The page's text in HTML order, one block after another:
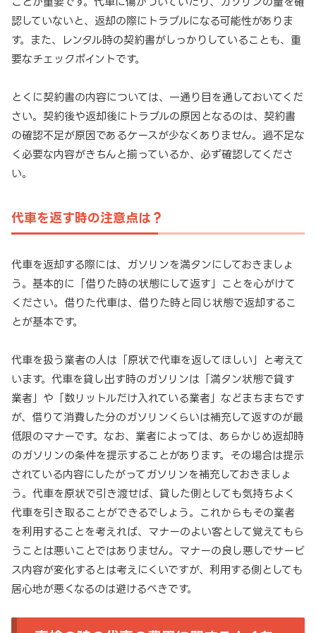
認していないと、返却の際にトラブルになる可能性がありま
す。また、レンタル時の契約書がしっかりしていることも、重
要なチェックポイントです。
とくに契約書の内容については、一通り目を通しておいてくだ
さい。契約後や返却後にトラブルの原因となるのは、契約書
の確認不足が原因であるケースが少なくありません。過不足な
く必要な内容がきちんと揃っているか、必ず確認してくださ
い。
代車を返す時の注意点は？
代車を返却する際には、ガソリンを満タンにしておきましょ
う。基本的に「借りた時の状態にして返す」ことを心がけて
ください。借りた代車は、借りた時と同じ状態で返却するこ
とが基本です。
代車を扱う業者の人は「原状で代車を返してほしい」と考えて
います。代車を貸し出す時のガソリンは「満タン状態で貸す
業者」や「数リットルだけ入れている業者」などまちまちです
が、借りて消費した分のガソリンくらいは補充して返すのが最
低限のマナーです。なお、業者によっては、あらかじめ返却時
のガソリンの条件を提示することがあります。その場合は提示
されている内容にしたがってガソリンを補充しておきましょ
う。代車を原状で引き渡せば、貸した側としても気持ちよく
代車を引き取ることができるでしょう。これからもその業者
を利用することを考えれば、マナーのよい客として覚えてもら
うことは悪いことではありません。マナーの良し悪しでサービ
ス内容が変化するとは考えにくいですが、利用する側としても
居心地が悪くなるのは避けるべきです。